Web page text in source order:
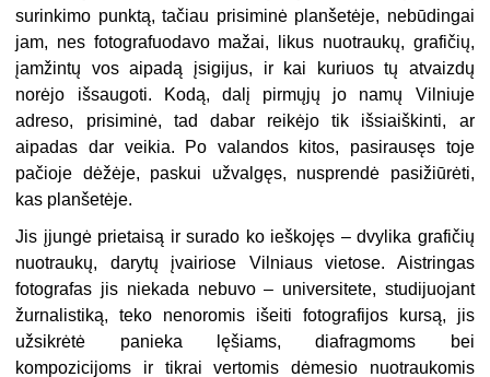
surinkimo punktą, tačiau prisiminė planšetėje, nebūdingai
jam, nes fotografuodavo mažai, likus nuotraukų, grafičių,
įamžintų vos aipadą įsigijus, ir kai kuriuos tų atvaizdų
norėjo išsaugoti. Kodą, dalį pirmųjų jo namų Vilniuje
adreso, prisiminė, tad dabar reikėjo tik išsiaiškinti, ar
aipadas dar veikia. Po valandos kitos, pasirausęs toje
pačioje dėžėje, paskui užvalgęs, nusprendė pasižiūrėti,
kas planšetėje.
Jis įjungė prietaisą ir surado ko ieškojęs – dvylika grafičių
nuotraukų, darytų įvairiose Vilniaus vietose. Aistringas
fotografas jis niekada nebuvo – universitete, studijuojant
žurnalistiką, teko nenoromis išeiti fotografijos kursą, jis
užsikrėtė panieka lęšiams, diafragmoms bei
kompozicijoms ir tikrai vertomis dėmesio nuotraukomis